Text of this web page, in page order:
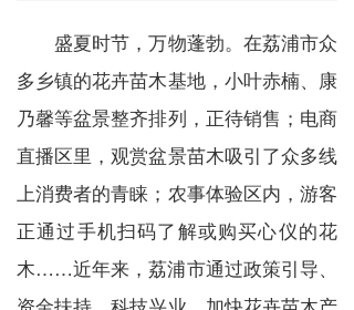
i
o
n
盛夏时节，万物蓬勃。在荔浦市众
多乡镇的花卉苗木基地，小叶赤楠、康
乃馨等盆景整齐排列，正待销售；电商
直播区里，观赏盆景苗木吸引了众多线
上消费者的青睐；农事体验区内，游客
正通过手机扫码了解或购买心仪的花
木……近年来，荔浦市通过政策引导、